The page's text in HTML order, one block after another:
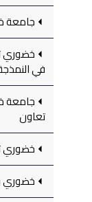
جامعة
خضوري
في
جامعة
تعاون
خضوري
خضوري